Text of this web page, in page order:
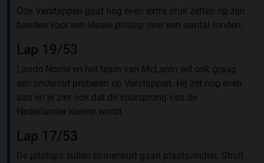
Ook Verstappen gaat nog even extra druk zetten op zijn
banden voor een ideale pitstop over een aantal ronden.
Lap 19/53
Lando Norris en het team van McLaren wil ook graag
een undercut proberen op Verstappen. Hij zet nog even
aan en je ziet ook dat de voorsprong van de
Nederlander kleiner wordt.
Lap 17/53
De pitstops zullen binnenkort gaan plaatsvinden. Stroll